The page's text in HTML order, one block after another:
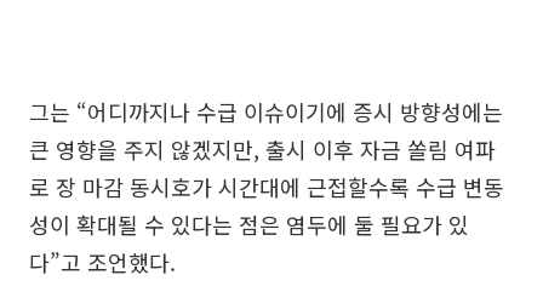
그는 “어디까지나 수급 이슈이기에 증시 방향성에는
큰 영향을 주지 않겠지만, 출시 이후 자금 쏠림 여파
로 장 마감 동시호가 시간대에 근접할수록 수급 변동
성이 확대될 수 있다는 점은 염두에 둘 필요가 있
다”고 조언했다.